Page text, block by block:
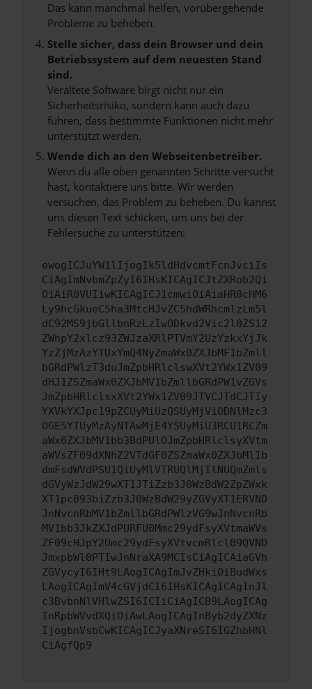
Das kann manchmal helfen, vorübergehende
Probleme zu beheben.
Stelle sicher, dass dein Browser und dein
Betriebssystem auf dem neuesten Stand
sind.
Veraltete Software birgt nicht nur ein
Sicherheitsrisiko, sondern kann auch dazu
führen, dass bestimmte Funktionen nicht mehr
unterstützt werden.
Wende dich an den Webseitenbetreiber.
Wenn du alle oben genannten Schritte versucht
hast, kontaktiere uns bitte. Wir werden
versuchen, das Problem zu beheben. Du kannst
uns diesen Text schicken, um uns bei der
Fehlersuche zu unterstützen:
ewogICJuYW1lIjogIk5ldHdvcmtFcnJvciIs
CiAgImNvbmZpZyI6IHsKICAgICJtZXRob2Qi
OiAiR0VUIiwKICAgICJ1cmwiOiAiaHR0cHM6
Ly9hcGkueC5ha3MtcHJvZC5hdWRhcmlzLm5l
dC92MS9jbGllbnRzLzIwODkvd2Vic2l0ZS12
ZWhpY2xlcz93ZWJzaXRlPTVmY2UzYzkxYjJk
YzZjMzAzYTUxYmQ4NyZmaWx0ZXJbMF1bZmll
bGRdPWlzT3duJmZpbHRlclswXVt2YWx1ZV09
dHJ1ZSZmaWx0ZXJbMV1bZmllbGRdPW1vZGVs
JmZpbHRlclsxXVt2YWx1ZV09JTVCJTdCJTIy
YXVkYXJpc19pZCUyMiUzQSUyMjViODNlMzc3
OGE5YTUyMzAyNTAwMjE4YSUyMiU3RCU1RCZm
aWx0ZXJbMV1bb3BdPUlOJmZpbHRlclsyXVtm
aWVsZF09dXNhZ2VTdGF0ZSZmaWx0ZXJbMl1b
dmFsdWVdPSU1QiUyMlVTRUQlMjIlNUQmZmls
dGVyWzJdW29wXT1JTiZzb3J0WzBdW2ZpZWxk
XT1pc093biZzb3J0WzBdW29yZGVyXT1ERVND
JnNvcnRbMV1bZmllbGRdPWlzVG9wJnNvcnRb
MV1bb3JkZXJdPURFU0Mmc29ydFsyXVtmaWVs
ZF09cHJpY2Umc29ydFsyXVtvcmRlcl09QVND
JmxpbWl0PTIwJnNraXA9MCIsCiAgICAiaGVh
ZGVycyI6IHt9LAogICAgImJvZHkiOiBudWxs
LAogICAgImV4cGVjdCI6IHsKICAgICAgInJl
c3BvbnNlVHlwZSI6ICIiCiAgICB9LAogICAg
InRpbWVvdXQiOiAwLAogICAgInByb2dyZXNz
IjogbnVsbCwKICAgICJyaXNreSI6IGZhbHNl
CiAgfQp9